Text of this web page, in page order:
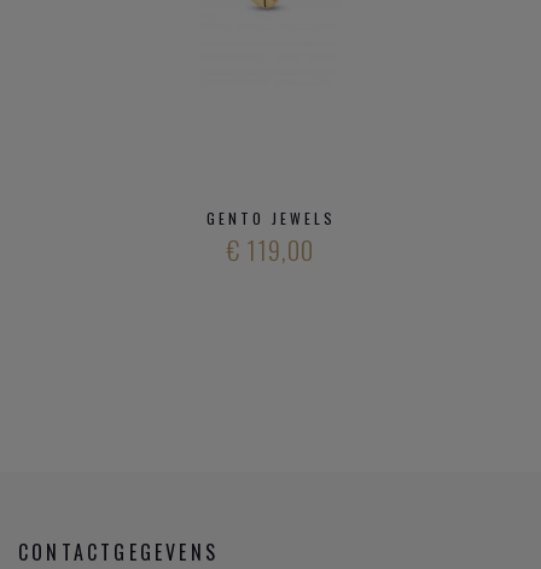
GENTO JEWELS
€ 119,00
CONTACTGEGEVENS